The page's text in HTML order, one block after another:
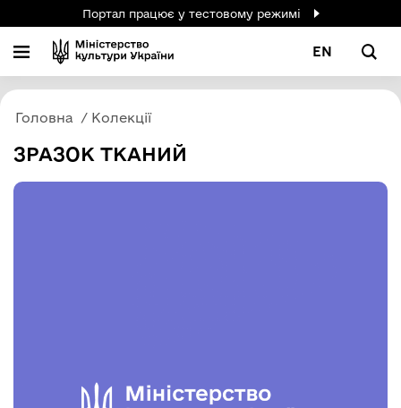
Портал працює у тестовому режимі
EN
Головна Колекції
ЗРАЗОК ТКАНИЙ